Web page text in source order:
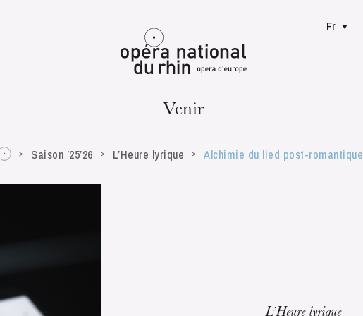
Mulhouse
Fr
Venir
Saison ’25’26 L’Heure lyrique Alchimie du lied post-romantique
L’Heure lyrique